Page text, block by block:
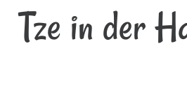
Tze in der